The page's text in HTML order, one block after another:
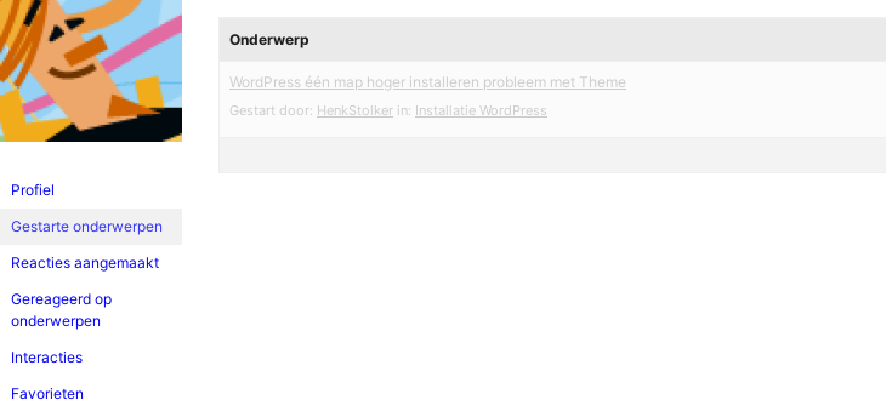
inhoud
Profiel
Gestarte onderwerpen
Reacties aangemaakt
Gereageerd op
onderwerpen
Interacties
Favorieten
Onderwerp
WordPress één map hoger installeren probleem met Theme
Gestart door: HenkStolker in: Installatie WordPress